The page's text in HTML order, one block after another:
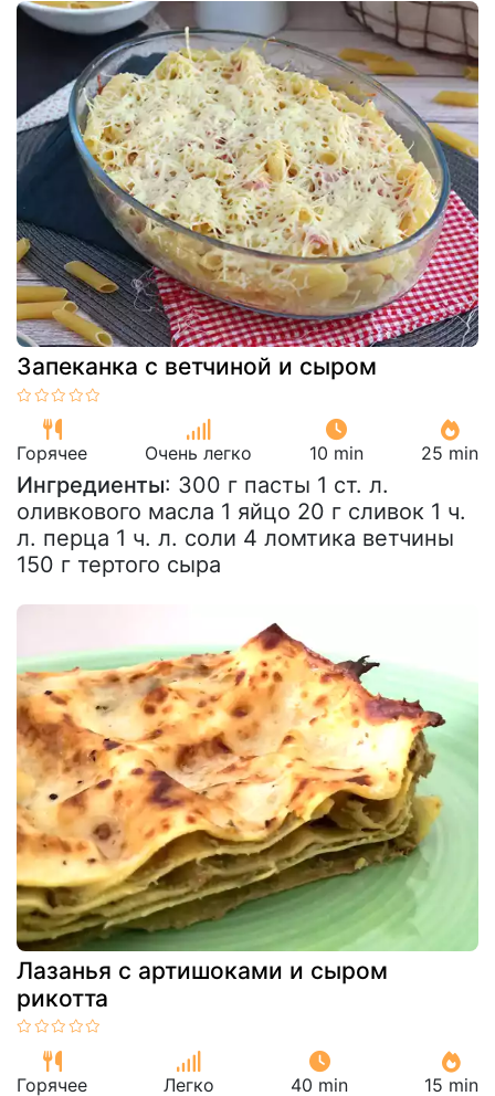
Запеканка с ветчиной и сыром
Горячее Очень легко 10 min 25 min
Ингредиенты: 300 г пасты 1 ст. л.
оливкового масла 1 яйцо 20 г сливок 1 ч.
л. перца 1 ч. л. соли 4 ломтика ветчины
150 г тертого сыра
Лазанья с артишоками и сыром
рикотта
Горячее Легко 40 min 15 min